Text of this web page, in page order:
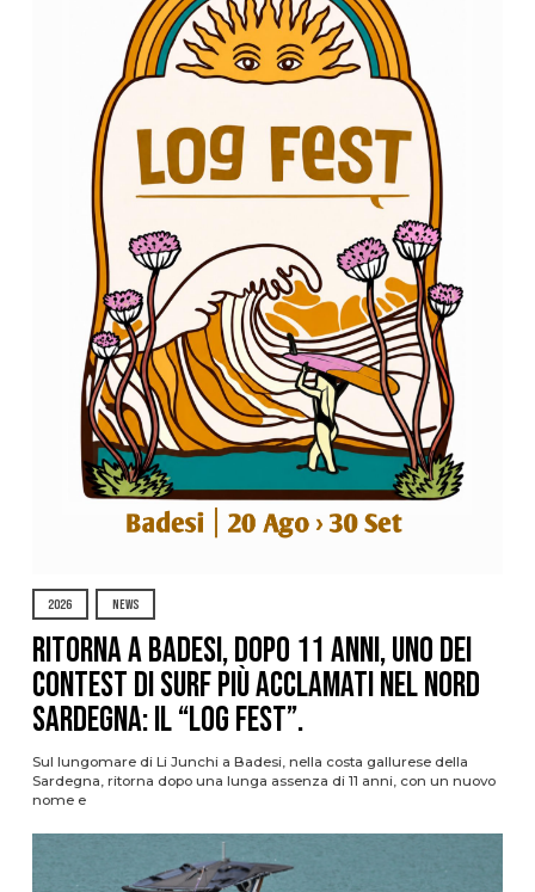
2026 NEWS
Ritorna a Badesi, dopo 11 anni, uno dei
contest di surf più acclamati nel nord
Sardegna: il “Log Fest”.
Sul lungomare di Li Junchi a Badesi, nella costa gallurese della
Sardegna, ritorna dopo una lunga assenza di 11 anni, con un nuovo
nome e